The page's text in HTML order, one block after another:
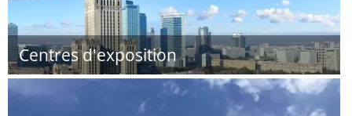
Centres d'exposition